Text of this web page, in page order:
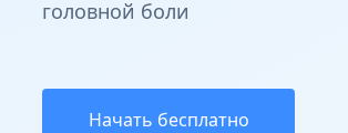
головной боли
Начать бесплатно